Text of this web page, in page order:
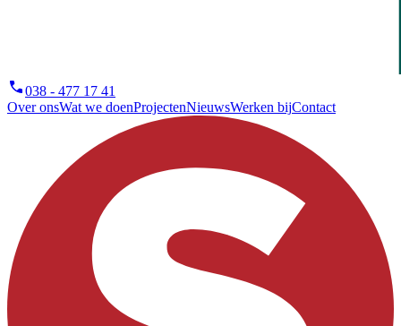
038 - 477 17 41
Over onsWat we doenProjectenNieuwsWerken bijContact